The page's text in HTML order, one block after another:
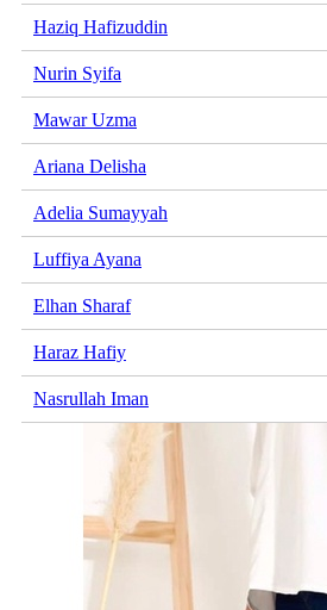
Haziq Hafizuddin
Nurin Syifa
Mawar Uzma
Ariana Delisha
Adelia Sumayyah
Luffiya Ayana
Elhan Sharaf
Haraz Hafiy
Nasrullah Iman